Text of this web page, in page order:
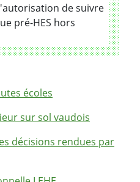
de suivre
pré-HES hors
écoles
sur sol vaudois
décisions rendues par